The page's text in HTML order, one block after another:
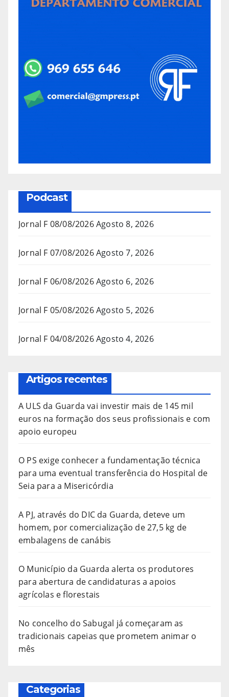
Podcast
Jornal F 08/08/2026Agosto 8, 2026
Jornal F 07/08/2026Agosto 7, 2026
Jornal F 06/08/2026Agosto 6, 2026
Jornal F 05/08/2026Agosto 5, 2026
Jornal F 04/08/2026Agosto 4, 2026
Artigos recentes
A ULS da Guarda vai investir mais de 145 mil
euros na formação dos seus profissionais e com
apoio europeu
O PS exige conhecer a fundamentação técnica
para uma eventual transferência do Hospital de
Seia para a Misericórdia
A PJ, através do DIC da Guarda, deteve um
homem, por comercialização de 27,5 kg de
embalagens de canábis
O Município da Guarda alerta os produtores
para abertura de candidaturas a apoios
agrícolas e florestais
No concelho do Sabugal já começaram as
tradicionais capeias que prometem animar o
mês
Categorias